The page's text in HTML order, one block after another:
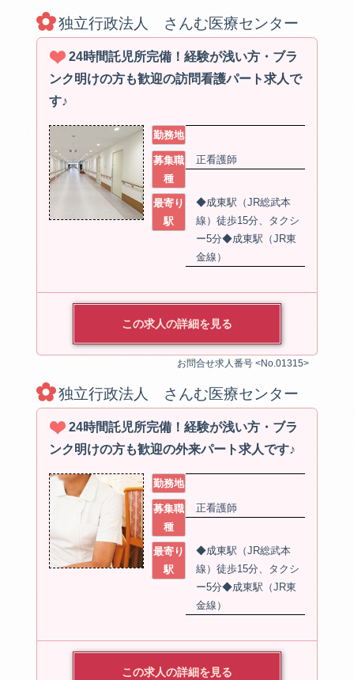
独立行政法人 さんむ医療センター
24時間託児所完備！経験が浅い方・ブラ
ンク明けの方も歓迎の訪問看護パート求人で
す♪
勤務地
募集職
種
正看護師
最寄り
駅
◆成東駅（JR総武本
線）徒歩15分、タクシ
ー5分◆成東駅（JR東
金線）
この求人の詳細を見る
お問合せ求人番号 <No.01315>
独立行政法人 さんむ医療センター
24時間託児所完備！経験が浅い方・ブラ
ンク明けの方も歓迎の外来パート求人です♪
勤務地
募集職
種
正看護師
最寄り
駅
◆成東駅（JR総武本
線）徒歩15分、タクシ
ー5分◆成東駅（JR東
金線）
この求人の詳細を見る